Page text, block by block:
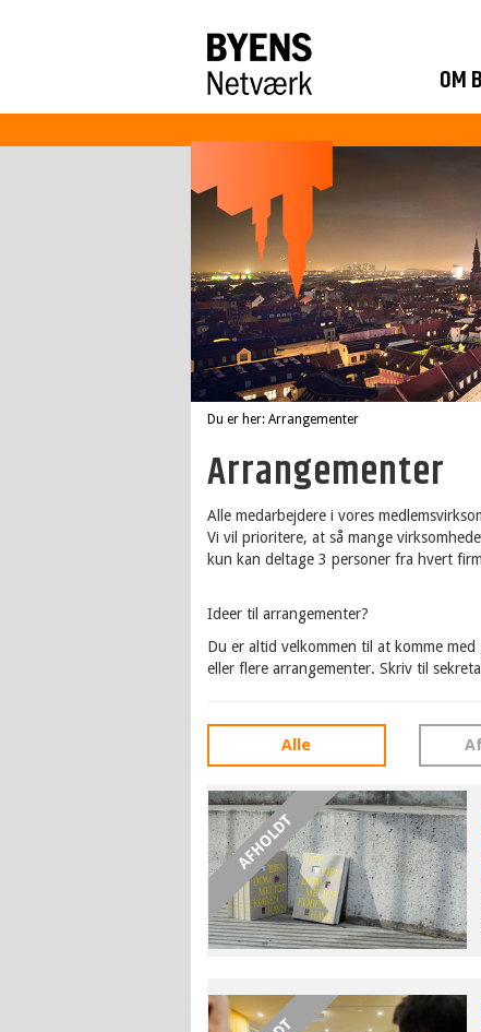
OM
Du er her: Arrangementer
Arrangementer
Alle medarbejdere i vores
Vi vil prioritere, at så mange
kun kan deltage 3 personer fra hvert
Ideer til arrangementer?
Du er altid velkommen til at komme
eller flere arrangementer. Skriv til
Alle